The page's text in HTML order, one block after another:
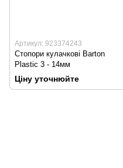
Артикул: 923374243
Стопори кулачкові Barton
Plastic 3 - 14мм
Ціну уточнюйте